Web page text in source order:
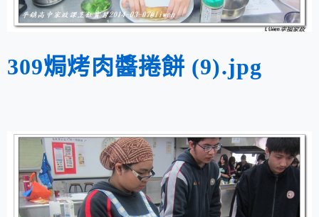
309焗烤肉醬捲餅 (9).jpg